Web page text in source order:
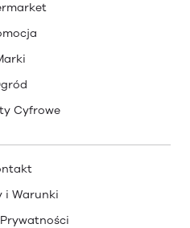
Cyfrowe
i Warunki